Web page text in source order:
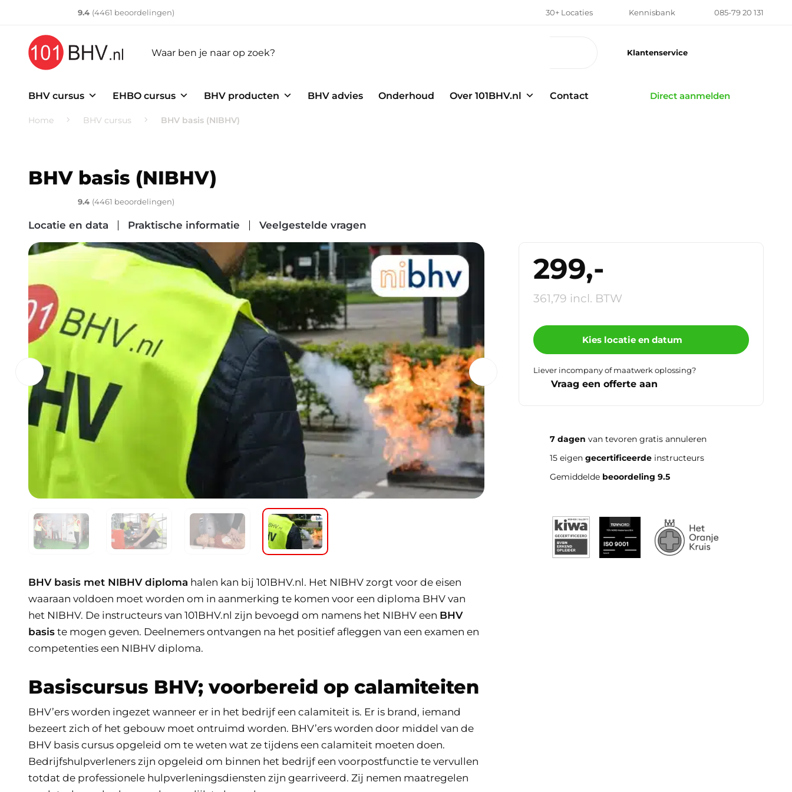
Klantenvertellen
9.410
(4461 ​ beoordelingen) 30+ Locaties Kennisbank 085-79 20 131
Klantenservice
BHV cursus EHBO cursus BHV producten BHV advies Onderhoud Over 101BHV.nl Contact Direct aanmelden
Home BHV cursus BHV basis (NIBHV)
BHV basis (NIBHV)
Klantenvertellen
9.410
(4461 ​ beoordelingen)
Locatie en data Praktische informatie Veelgestelde vragen
BHV basis met NIBHV diploma halen kan bij 101BHV.nl. Het NIBHV zorgt voor de eisen
waaraan voldoen moet worden om in aanmerking te komen voor een diploma BHV van
het NIBHV. De instructeurs van 101BHV.nl zijn bevoegd om namens het NIBHV een BHV
basis te mogen geven. Deelnemers ontvangen na het positief afleggen van een examen en
competenties een NIBHV diploma.
Basiscursus BHV; voorbereid op calamiteiten
BHV’ers worden ingezet wanneer er in het bedrijf een calamiteit is. Er is brand, iemand
bezeert zich of het gebouw moet ontruimd worden. BHV’ers worden door middel van de
BHV basis cursus opgeleid om te weten wat ze tijdens een calamiteit moeten doen.
Bedrijfshulpverleners zijn opgeleid om binnen het bedrijf een voorpostfunctie te vervullen
totdat de professionele hulpverleningsdiensten zijn gearriveerd. Zij nemen maatregelen
299,-
361,79 incl. BTW
Kies locatie en datum
Liever incompany of maatwerk oplossing?
Vraag een offerte aan
7 dagen van tevoren gratis annuleren
15 eigen gecertificeerdeinstructeurs
Gemiddelde beoordeling 9.5